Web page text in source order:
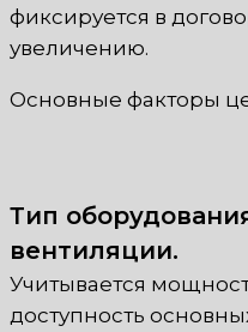
фиксируется в
увеличению.
Основные факторы
Тип
вентиляции.
Учитывается
доступность